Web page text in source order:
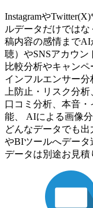
Instagramや
ルデータだけでは
稿内容の感情まで
聴）やSNSアカウ
比較分析やキャン
インフルエンサー
上防止・リスク分
口コミ分析、本音
能、 AIによる画像
どんなデータでも
やBIツールへデー
データは別途お見積